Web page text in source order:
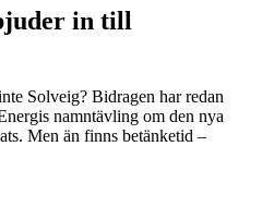
in till
Solveig? Bidragen har redan
namntävling om den nya
Men än finns betänketid –